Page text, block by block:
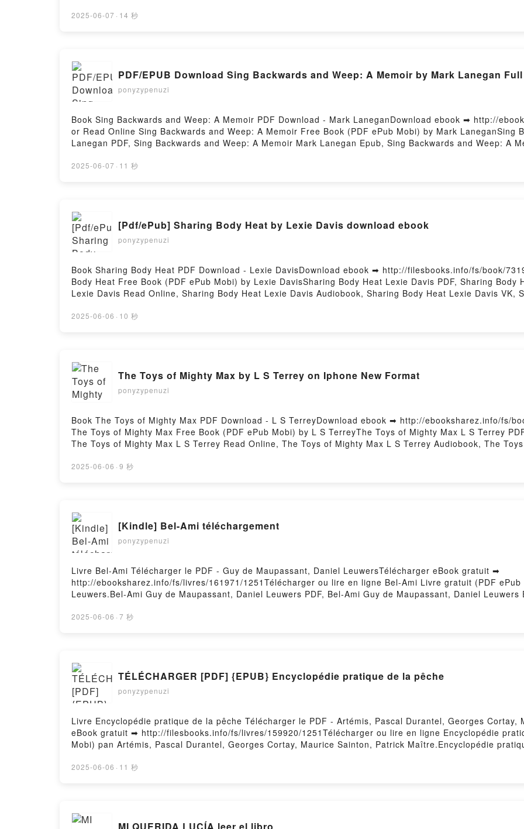
From Pythagoras to the 57th Dimension Clifford A. Pickover Audiobook, The Math Book: From
2025-06-07 · 14 秒
PDF/EPUB Download Sing Backwards and Weep: A Memoir by Mark Lanegan
ponyzypenuzi
Book Sing Backwards and Weep: A Memoir PDF Download - Mark LaneganDownload ebook ➡ http://
or Read Online Sing Backwards and Weep: A Memoir Free Book (PDF ePub Mobi) by Mark LaneganSing
Lanegan PDF, Sing Backwards and Weep: A Memoir Mark Lanegan Epub, Sing Backwards and Weep: A
Memoir Mark Lanegan Kindle, Sing Backwards and Weep: A Memoir Mark Lanegan Epub VK, Sing
2025-06-07 · 11 秒
[Pdf/ePub] Sharing Body Heat by Lexie Davis download ebook
ponyzypenuzi
Book Sharing Body Heat PDF Download - Lexie DavisDownload ebook ➡ http://filesbooks.info/fs/book/
Body Heat Free Book (PDF ePub Mobi) by Lexie DavisSharing Body Heat Lexie Davis PDF, Sharing Body
Lexie Davis Read Online, Sharing Body Heat Lexie Davis Audiobook, Sharing Body Heat Lexie Davis VK,
2025-06-06 · 10 秒
The Toys of Mighty Max by L S Terrey on Iphone New Format
ponyzypenuzi
Book The Toys of Mighty Max PDF Download - L S TerreyDownload ebook ➡ http://ebooksharez.info/fs/
The Toys of Mighty Max Free Book (PDF ePub Mobi) by L S TerreyThe Toys of Mighty Max L S Terrey
The Toys of Mighty Max L S Terrey Read Online, The Toys of Mighty Max L S Terrey Audiobook, The
Hosting
2025-06-06 · 9 秒
[Kindle] Bel-Ami téléchargement
ponyzypenuzi
Livre Bel-Ami Télécharger le PDF - Guy de Maupassant, Daniel LeuwersTélécharger eBook gratuit ➡
http://ebooksharez.info/fs/livres/161971/1251Télécharger ou lire en ligne Bel-Ami Livre gratuit (PDF
Leuwers.Bel-Ami Guy de Maupassant, Daniel Leuwers PDF, Bel-Ami Guy de Maupassant, Daniel
Maupassant, Daniel Leuwers Kindle, Bel-Ami Guy de Maupassant, Daniel Leuwers Epub VK, Bel-Ami Guy
2025-06-06 · 7 秒
TÉLÉCHARGER [PDF] {EPUB} Encyclopédie pratique de la pêche
ponyzypenuzi
Livre Encyclopédie pratique de la pêche Télécharger le PDF - Artémis, Pascal Durantel, Georges
eBook gratuit ➡ http://filesbooks.info/fs/livres/159920/1251Télécharger ou lire en ligne Encyclopédie
Mobi) pan Artémis, Pascal Durantel, Georges Cortay, Maurice Sainton, Patrick Maître.Encyclopédie
Patrick Maître Epub, Encyclopédie pratique de la pêche Artémis, Pascal Durantel, Georges Cortay,
Sainton, Patrick Maître Epub VK, Encyclopédie pratique de la pêche Artémis, Pascal Durantel, Georges
Téléchargement gratuitPowered by Firstory Hosting
2025-06-06 · 11 秒